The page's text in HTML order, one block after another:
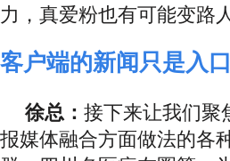
力，真爱粉也有可能变路
客户端的新闻只是入
徐总： 接下来让我们聚
报媒体融合方面做法的各